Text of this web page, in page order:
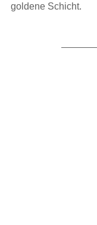
goldene Schicht.